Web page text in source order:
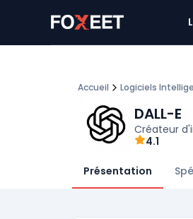
Accueil Logiciels
DALL-E
Créateur
4.1
Présentation